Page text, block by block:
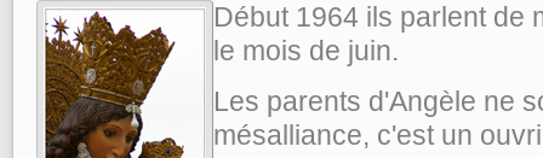
Début 1964 ils parlent de
le mois de juin.
Les parents d'Angèle ne
mésalliance, c'est un